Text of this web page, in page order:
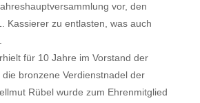
vor, den
Kassierer zu entlasten, was auch
für 10 Jahre im Vorstand der
bronzene Verdienstnadel der
Rübel wurde zum Ehrenmitglied